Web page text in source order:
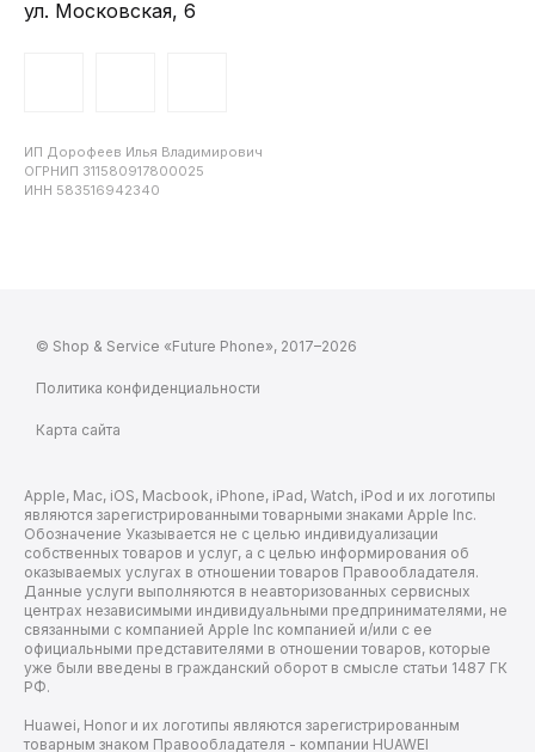
ул. Московская, 6
ИП Дорофеев Илья Владимирович
ОГРНИП 311580917800025
ИНН 583516942340
© Shop & Service «Future Phone», 2017–2026
Политика конфиденциальности
Карта сайта
Apple, Mac, iOS, Macbook, iPhone, iPad, Watch, iPod и их логотипы
являются зарегистрированными товарными знаками Apple Inc.
Обозначение Указывается не с целью индивидуализации
собственных товаров и услуг, а с целью информирования об
оказываемых услугах в отношении товаров Правообладателя.
Данные услуги выполняются в неавторизованных сервисных
центрах независимыми индивидуальными предпринимателями, не
связанными с компанией Apple Inc компанией и/или с ее
официальными представителями в отношении товаров, которые
уже были введены в гражданский оборот в смысле статьи 1487 ГК
РФ.
Huawei, Honor и их логотипы являются зарегистрированным
товарным знаком Правообладателя - компании HUAWEI